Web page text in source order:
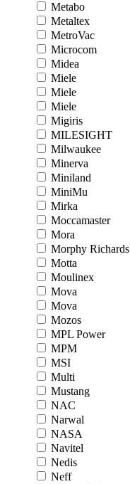
Metabo
Metaltex
MetroVac
Microcom
Midea
Miele
Miele
Miele
Migiris
MILESIGHT
Milwaukee
Minerva
Miniland
MiniMu
Mirka
Moccamaster
Mora
Morphy Richards
Motta
Moulinex
Mova
Mova
Mozos
MPL Power
MPM
MSI
Multi
Mustang
NAC
Narwal
NASA
Navitel
Nedis
Neff